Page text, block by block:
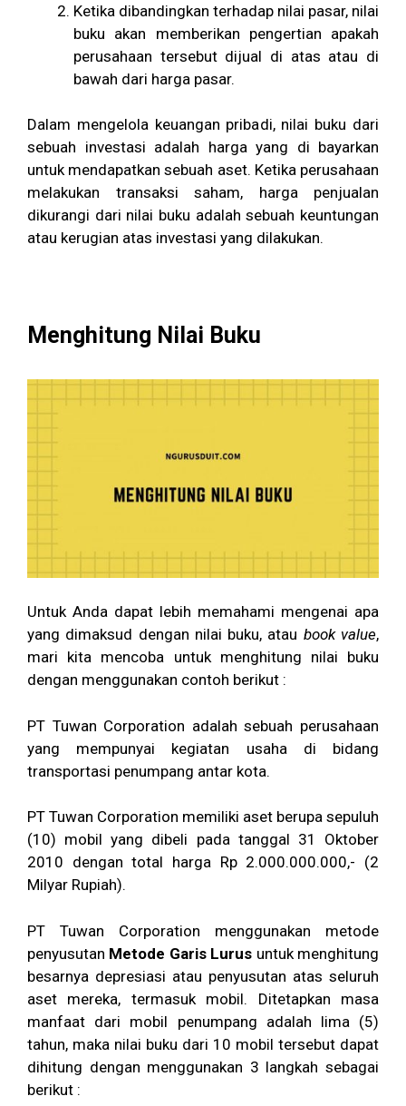
Ketika dibandingkan terhadap nilai pasar, nilai
buku akan memberikan pengertian apakah
perusahaan tersebut dijual di atas atau di
bawah dari harga pasar.
Dalam mengelola keuangan pribadi, nilai buku dari
sebuah investasi adalah harga yang di bayarkan
untuk mendapatkan sebuah aset. Ketika perusahaan
melakukan transaksi saham, harga penjualan
dikurangi dari nilai buku adalah sebuah keuntungan
atau kerugian atas investasi yang dilakukan.
Menghitung Nilai Buku
Untuk Anda dapat lebih memahami mengenai apa
yang dimaksud dengan nilai buku, atau book value,
mari kita mencoba untuk menghitung nilai buku
dengan menggunakan contoh berikut :
PT Tuwan Corporation adalah sebuah perusahaan
yang mempunyai kegiatan usaha di bidang
transportasi penumpang antar kota.
PT Tuwan Corporation memiliki aset berupa sepuluh
(10) mobil yang dibeli pada tanggal 31 Oktober
2010 dengan total harga Rp 2.000.000.000,- (2
Milyar Rupiah).
PT Tuwan Corporation menggunakan metode
penyusutan Metode Garis Lurus untuk menghitung
besarnya depresiasi atau penyusutan atas seluruh
aset mereka, termasuk mobil. Ditetapkan masa
manfaat dari mobil penumpang adalah lima (5)
tahun, maka nilai buku dari 10 mobil tersebut dapat
dihitung dengan menggunakan 3 langkah sebagai
berikut :